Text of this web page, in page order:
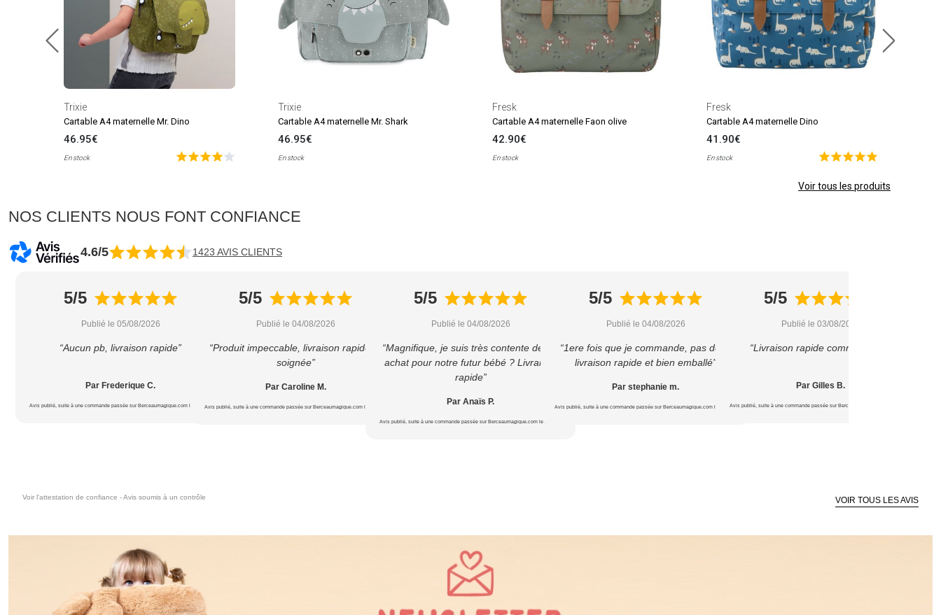
Trixie
Cartable A4 maternelle Mr. Dino
46.95€
En stock
Trixie
Cartable A4 maternelle Mr. Shark
46.95€
En stock
Fresk
Cartable A4 maternelle Faon olive
42.90€
En stock
Fresk
Cartable A4 maternelle Dino
41.90€
En stock
Voir tous les produits
NOS CLIENTS NOUS FONT CONFIANCE
4.6/5 1423 AVIS CLIENTS
5/5
Publié le 05/08/2026
“Aucun pb, livraison rapide”
Par Frederique C.
Avis publié, suite à une commande passée sur Berceaumagique.com le 20/07/2026
5/5
Publié le 04/08/2026
“Produit impeccable, livraison rapide et
soignée”
Par Caroline M.
Avis publié, suite à une commande passée sur Berceaumagique.com le 22/07/2026
5/5
Publié le 04/08/2026
“Magnifique, je suis très contente de cet
achat pour notre futur bébé ? Livraison
rapide”
Par Anaïs P.
Avis publié, suite à une commande passée sur Berceaumagique.com le 16/07/2026
5/5
Publié le 04/08/2026
“1ere fois que je commande, pas déçu
livraison rapide et bien emballé”
Par stephanie m.
Avis publié, suite à une commande passée sur Berceaumagique.com le 16/07/2026
5/5
Publié le 03/08/2026
“Livraison rapide comme prévu”
Par Gilles B.
Avis publié, suite à une commande passée sur Berceaumagique.com le 15/07/2026
Voir l'attestation de confiance - Avis soumis à un contrôle VOIR TOUS LES AVIS